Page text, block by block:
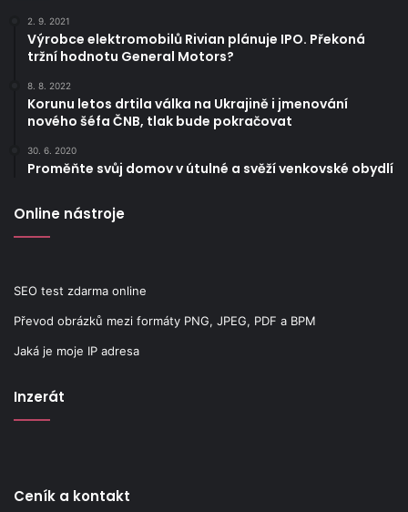
2. 9. 2021
Výrobce elektromobilů Rivian plánuje IPO. Překoná
tržní hodnotu General Motors?
8. 8. 2022
Korunu letos drtila válka na Ukrajině i jmenování
nového šéfa ČNB, tlak bude pokračovat
30. 6. 2020
Proměňte svůj domov v útulné a svěží venkovské obydlí
Online nástroje
SEO test zdarma online
Převod obrázků mezi formáty PNG, JPEG, PDF a BPM
Jaká je moje IP adresa
Inzerát
Ceník a kontakt